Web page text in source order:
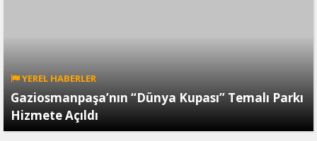
YEREL HABERLER
Gaziosmanpaşa’nın “Dünya Kupası” Temalı Parkı
Hizmete Açıldı